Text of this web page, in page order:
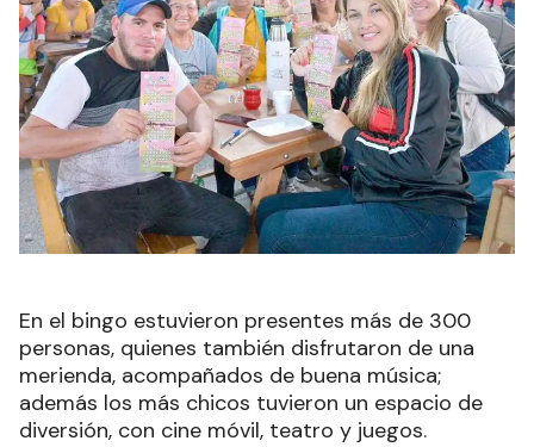
En el bingo estuvieron presentes más de 300
personas, quienes también disfrutaron de una
merienda, acompañados de buena música;
además los más chicos tuvieron un espacio de
diversión, con cine móvil, teatro y juegos.